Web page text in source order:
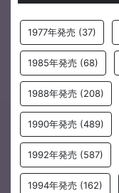
1977年発売 (37)
1985年発売 (68)
1988年発売 (208)
1990年発売 (489)
1992年発売 (587)
1994年発売 (162)